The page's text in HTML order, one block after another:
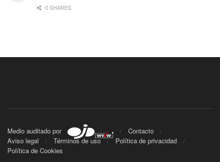
0 SHARES
Medio auditado por
Contacto
Aviso legal
Términos de uso
Política de privacidad
Política de Cookies